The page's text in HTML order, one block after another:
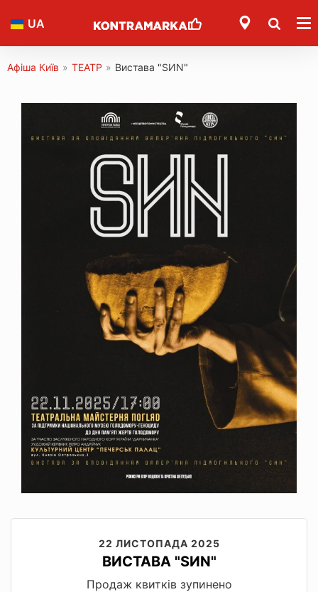
UA
Афіша Київ » ТЕАТР » Вистава "SИN"
22 ЛИСТОПАДА 2025
ВИСТАВА "SИN"
Продаж квитків зупинено